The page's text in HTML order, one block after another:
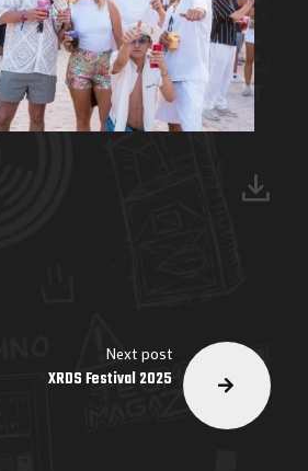
Next post
XRDS Festival 2025